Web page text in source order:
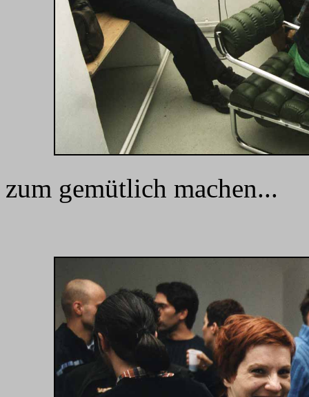
zum gemütlich machen...